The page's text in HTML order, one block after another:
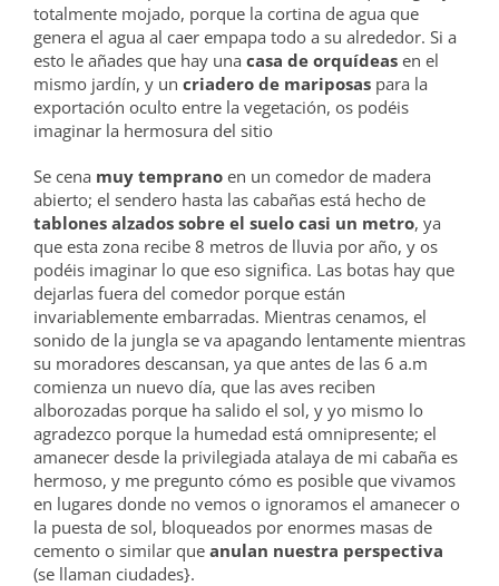
totalmente mojado, porque la cortina de agua que
genera el agua al caer empapa todo a su alrededor. Si a
esto le añades que hay una casa de orquídeas en el
mismo jardín, y un criadero de mariposas para la
exportación oculto entre la vegetación, os podéis
imaginar la hermosura del sitio
Se cena muy temprano en un comedor de madera
abierto; el sendero hasta las cabañas está hecho de
tablones alzados sobre el suelo casi un metro, ya
que esta zona recibe 8 metros de lluvia por año, y os
podéis imaginar lo que eso significa. Las botas hay que
dejarlas fuera del comedor porque están
invariablemente embarradas. Mientras cenamos, el
sonido de la jungla se va apagando lentamente mientras
su moradores descansan, ya que antes de las 6 a.m
comienza un nuevo día, que las aves reciben
alborozadas porque ha salido el sol, y yo mismo lo
agradezco porque la humedad está omnipresente; el
amanecer desde la privilegiada atalaya de mi cabaña es
hermoso, y me pregunto cómo es posible que vivamos
en lugares donde no vemos o ignoramos el amanecer o
la puesta de sol, bloqueados por enormes masas de
cemento o similar que anulan nuestra perspectiva
(se llaman ciudades}.